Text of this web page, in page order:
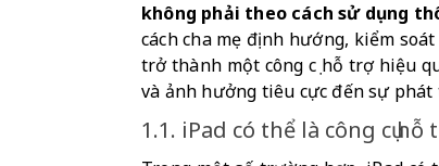
không phải theo cách sử dụng
cách cha mẹ định hướng, kiểm soát
trở thành một công cụ hỗ trợ hiệu
và ảnh hưởng tiêu cực đến sự phát
1.1. iPad có thể là công cụ